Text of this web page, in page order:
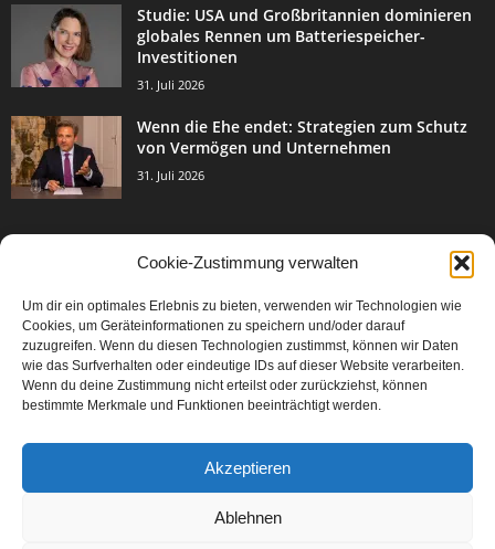
Cookie-Zustimmung verwalten
Um dir ein optimales Erlebnis zu bieten, verwenden wir Technologien wie
Cookies, um Geräteinformationen zu speichern und/oder darauf
zuzugreifen. Wenn du diesen Technologien zustimmst, können wir Daten
wie das Surfverhalten oder eindeutige IDs auf dieser Website verarbeiten.
Wenn du deine Zustimmung nicht erteilst oder zurückziehst, können
bestimmte Merkmale und Funktionen beeinträchtigt werden.
Akzeptieren
Ablehnen
Studie: USA und Großbritannien dominieren
globales Rennen um Batteriespeicher-
Investitionen
31. Juli 2026
Wenn die Ehe endet: Strategien zum Schutz
von Vermögen und Unternehmen
31. Juli 2026
Events & Success 3003
Breaking News 2067
Aktuelles
Featured Article
Karriere 567